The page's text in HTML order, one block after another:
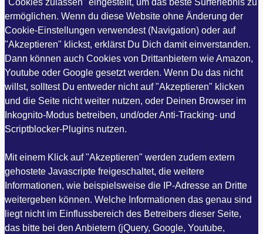
"Cookies zulassen" eingestellt, um das beste Surferlebnis zu
ermöglichen. Wenn du diese Website ohne Änderung der
Cookie-Einstellungen verwendest (Navigation) oder auf
"Akzeptieren" klickst, erklärst Du Dich damit einverstanden.
Dann können auch Cookies von Drittanbietern wie Amazon,
Youtube oder Google gesetzt werden. Wenn Du das nicht
willst, solltest Du entweder nicht auf "Akzeptieren" klicken
und die Seite nicht weiter nutzen, oder Deinen Browser im
Inkognito-Modus betreiben, und/oder Anti-Tracking- und
Scriptblocker-Plugins nutzen.
Mit einem Klick auf "Akzeptieren" werden zudem extern
gehostete Javascripte freigeschaltet, die weitere
Informationen, wie beispielsweise die IP-Adresse an Dritte
weitergeben können. Welche Informationen das genau sind
liegt nicht im Einflussbereich des Betreibers dieser Seite,
das bitte bei den Anbietern (jQuery, Google, Youtube,